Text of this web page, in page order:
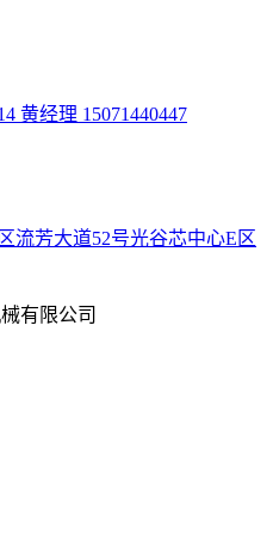
黄经理 15071440447
流芳大道52号光谷芯中心E区
有限公司